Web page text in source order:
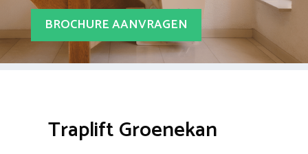
BROCHURE AANVRAGEN
Traplift Groenekan